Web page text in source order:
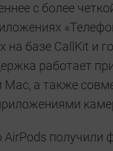
с более
на базе CallKit и
работает
Mac, а также
AirPods получили